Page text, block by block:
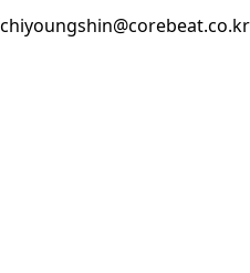
chiyoungshin@corebeat.co.kr